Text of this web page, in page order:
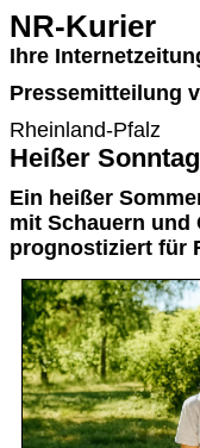
NR-Kurier
Ihre
Pressemitteilung
Rheinland-Pfalz
Heißer
Ein heißer
mit Schauern und
prognostiziert für